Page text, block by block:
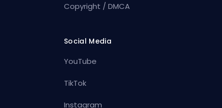
Copyright / DMCA
Social Media
YouTube
TikTok
Instagram